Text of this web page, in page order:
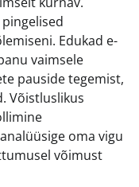
Edukad e-
vaimsele
pauside tegemist,
Võistluslikus
oma vigu
võimust